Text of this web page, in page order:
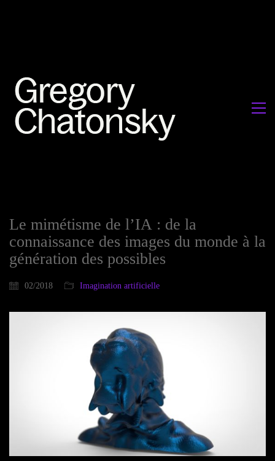
Le mimétisme de l’IA : de la
connaissance des images du monde à la
génération des possibles
02/2018 Imagination artificielle